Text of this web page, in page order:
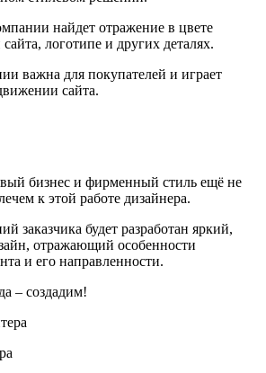
найдет отражение в цвете
логотипе и других деталях.
важна для покупателей и играет
сайта.
бизнес и фирменный стиль ещё не
к этой работе дизайнера.
заказчика будет разработан яркий,
отражающий особенности
и его направленности.
– создадим!